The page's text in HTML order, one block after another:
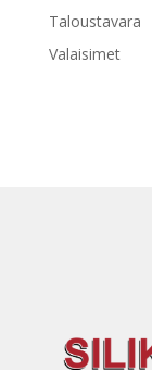
Taloustavara
Valaisimet